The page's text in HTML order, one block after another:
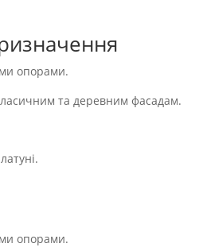
опорами.
та деревним фасадам.
опорами.